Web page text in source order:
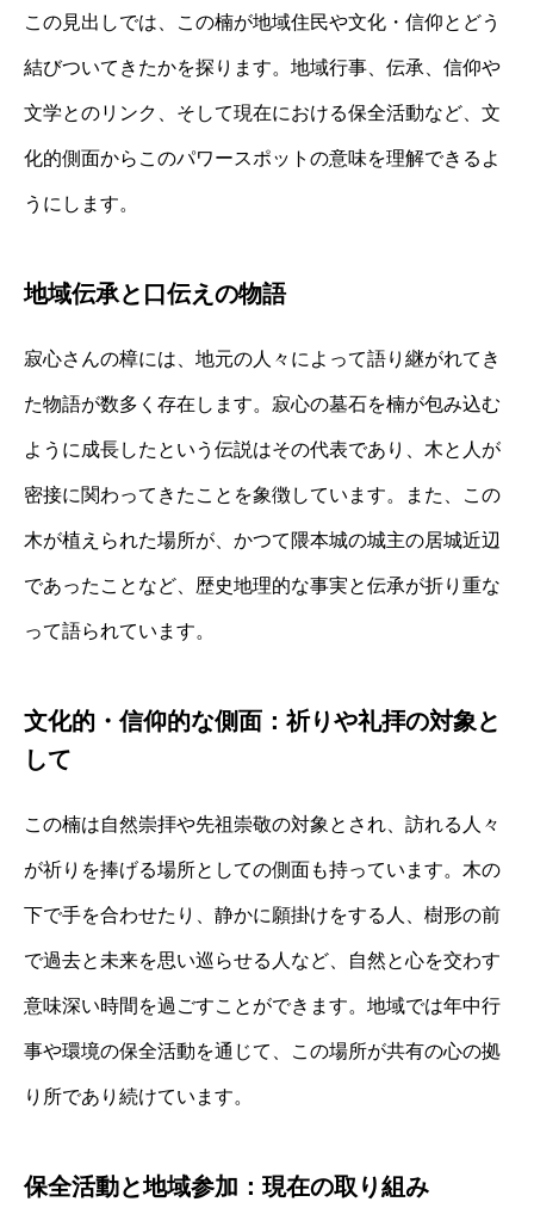
この見出しでは、この楠が地域住民や文化・信仰とどう
結びついてきたかを探ります。地域行事、伝承、信仰や
文学とのリンク、そして現在における保全活動など、文
化的側面からこのパワースポットの意味を理解できるよ
うにします。
地域伝承と口伝えの物語
寂心さんの樟には、地元の人々によって語り継がれてき
た物語が数多く存在します。寂心の墓石を楠が包み込む
ように成長したという伝説はその代表であり、木と人が
密接に関わってきたことを象徴しています。また、この
木が植えられた場所が、かつて隈本城の城主の居城近辺
であったことなど、歴史地理的な事実と伝承が折り重な
って語られています。
文化的・信仰的な側面：祈りや礼拝の対象と
して
この楠は自然崇拝や先祖崇敬の対象とされ、訪れる人々
が祈りを捧げる場所としての側面も持っています。木の
下で手を合わせたり、静かに願掛けをする人、樹形の前
で過去と未来を思い巡らせる人など、自然と心を交わす
意味深い時間を過ごすことができます。地域では年中行
事や環境の保全活動を通じて、この場所が共有の心の拠
り所であり続けています。
保全活動と地域参加：現在の取り組み